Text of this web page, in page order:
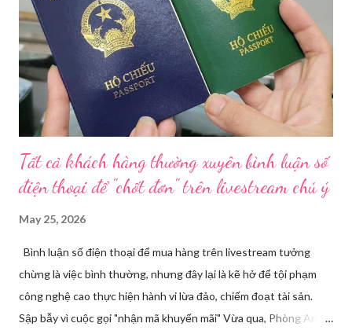
vụ Dược sẽ tham mưu Giám đốc Sở Y tế thành lập Tổ công tác
về mỹ phẩm. Cơ quan Cảnh sát điều tra Công an TP HCM vừa
triệt phá đường dây sản xuất, buôn bán mỹ phẩm giả quy mô
lớn, hoạt động tinh vi ngay giữa khu dân cư ở phường Tân Tạo.
Bên cạnh đó, Sở Y tế sẽ công khai danh ...
Tất cả khách hàng thường xuyên bình luận số
điện thoại để "chốt đơn" trên livestream chú ý
May 25, 2026
Bình luận số điện thoại để mua hàng trên livestream tưởng
chừng là việc bình thường, nhưng đây lại là kẽ hở để tội phạm
công nghệ cao thực hiện hành vi lừa đảo, chiếm đoạt tài sản.
Sập bẫy vì cuộc gọi "nhận mã khuyến mãi" Vừa qua, Phòng An